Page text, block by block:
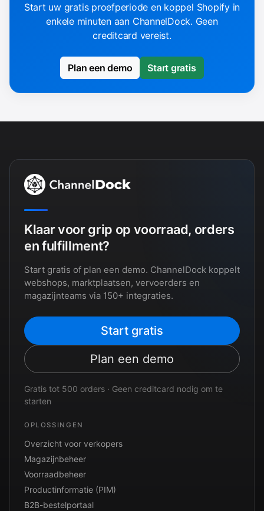
Start uw gratis proefperiode en koppel Shopify in
enkele minuten aan ChannelDock. Geen
creditcard vereist.
Plan een demo Start gratis
Klaar voor grip op voorraad, orders
en fulfillment?
Start gratis of plan een demo. ChannelDock koppelt
webshops, marktplaatsen, vervoerders en
magazijnteams via 150+ integraties.
Start gratis
Plan een demo
Gratis tot 500 orders · Geen creditcard nodig om te
starten
OPLOSSINGEN
Overzicht voor verkopers
Magazijnbeheer
Voorraadbeheer
Productinformatie (PIM)
B2B-bestelportaal